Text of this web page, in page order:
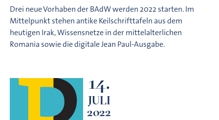
Drei neue Vorhaben der BAdW werden 2022 starten. Im
Mittelpunkt stehen antike Keilschrifttafeln aus dem
heutigen Irak, Wissensnetze in der mittelalterlichen
Romania sowie die digitale Jean Paul-Ausgabe.
14.
JULI
2022